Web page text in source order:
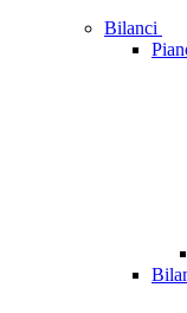
Bilanci